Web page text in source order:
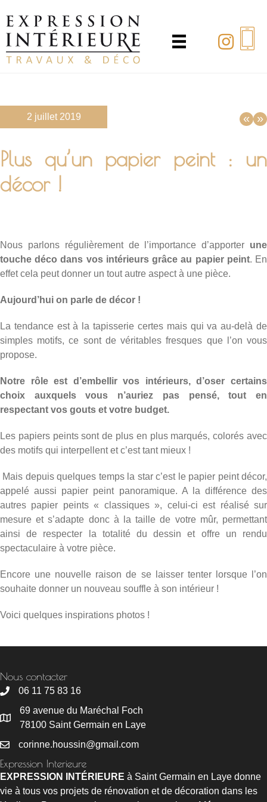
au
contenu
principal
« »
2 juillet 2019
Plus qu’un papier peint : un
décor !
Nous parlons régulièrement de l’importance d’apporter une
touche déco dans vos intérieurs grâce au papier peint. En
effet cela peut donner un tout autre aspect à une pièce.
Aujourd’hui on parle de décor !
La tendance est à la tapisserie certes mais qui va au-delà de
simples motifs, ce sont de véritables fresques que l’on vous
propose.
Notre rôle est d’embellir vos intérieurs, d’oser certains
choix auxquels vous n’auriez pas pensé, tout en
respectant vos gouts et votre budget.
Les papiers peints sont de plus en plus marqués, colorés avec
des motifs qui interpellent et c’est tant mieux !
Mais depuis quelques temps la star c’est le papier peint décor,
appelé aussi papier peint panoramique. A la différence des
autres papier peints « classiques », celui-ci est réalisé sur
mesure et s’adapte donc à la taille de votre mûr, permettant
ainsi de respecter la totalité du dessin et offre un rendu
spectaculaire à votre pièce.
Encore une nouvelle raison de se laisser tenter lorsque l’on
souhaite donner un nouveau souffle à son intérieur !
Voici quelques inspirations photos !
Nous contacter
06 11 75 83 16
69 avenue du Maréchal Foch
78100 Saint Germain en Laye
corinne.houssin@gmail.com
Expression Interieure
EXPRESSION INTÉRIEURE à Saint Germain en Laye donne
vie à tous vos projets de rénovation et de décoration dans les